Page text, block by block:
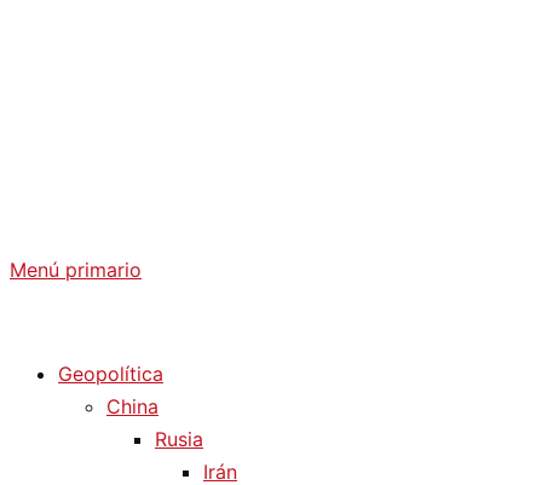
Menú primario
Geopolítica
China
Rusia
Irán